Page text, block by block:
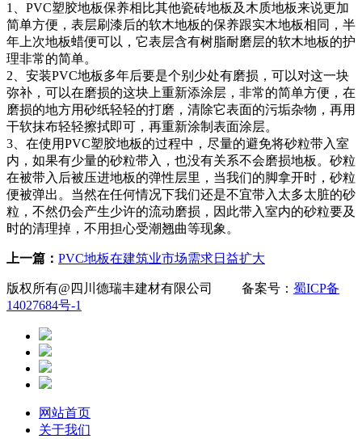
1、PVC塑胶地板保养相比其他瓷砖地板及木质地板来说更加
简单方便，表层刷漆后的软木地板的保养跟实木地板相同，半
年上次地板蜡便可以，它表层含有树脂耐磨层的软木地板的护
理非常的简单。
2、安装PVC地板多年后要是个别少处有磨损，可以对这一块
弥补，可以在磨损的这块上重新添涂层，非常的简单方便，在
磨损的地方用砂纸轻轻的打磨，清除它表面的污垢杂物，再用
干软抹布轻轻擦拭即可，再重新涂制表面涂层。
3、在使用PVC塑胶地板的过程中，尽量的避免将砂粒带入室
内，如果有少量的砂粒带入，也没有关系不会磨损地板。砂粒
在被带入后被压进地板的弹性层里，当我们的脚拿开时，砂粒
便被弹出。当然在任何情况下我们还是不宜带入太多太脏的砂
粒，不然仍会产生少许的流动磨损，因此带入室内的砂粒要及
时的清理掉，不用担心受潮翘曲等现象。
上一篇： PVC地板在建筑业市场需求日益扩大
版权所有@四川德瑞丰建材有限公司 备案号： 蜀ICP备
14027684号-1
网站首页
关于我们